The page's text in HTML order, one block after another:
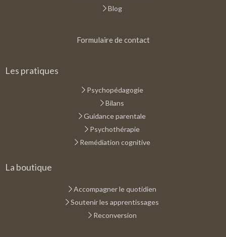
Blog
Formulaire de contact
Les pratiques
Psychopédagogie
Bilans
Guidance parentale
Psychothérapie
Remédiation cognitive
La boutique
Accompagner le quotidien
Soutenir les apprentissages
Reconversion